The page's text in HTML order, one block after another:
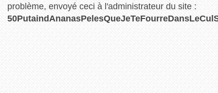
problème, envoyé ceci à l'administrateur du site :